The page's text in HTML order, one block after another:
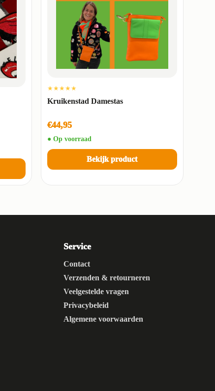
★★★★★
Kruikenstad Damestas
€44,95
● Op voorraad
Bekijk product
Service
Contact
Verzenden & retourneren
Veelgestelde vragen
Privacybeleid
Algemene voorwaarden